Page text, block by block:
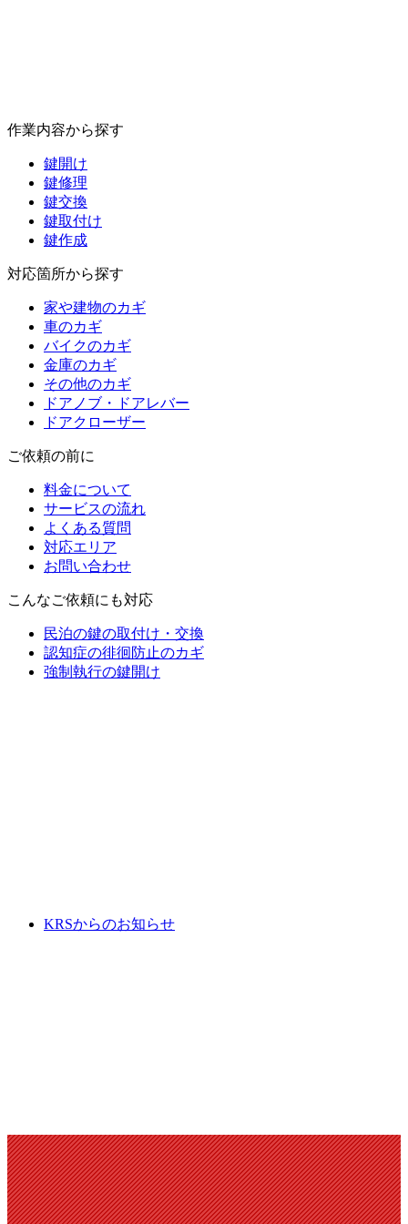
作業内容から探す
鍵開け
鍵修理
鍵交換
鍵取付け
鍵作成
対応箇所から探す
家や建物のカギ
車のカギ
バイクのカギ
金庫のカギ
その他のカギ
ドアノブ・ドアレバー
ドアクローザー
ご依頼の前に
料金について
サービスの流れ
よくある質問
対応エリア
お問い合わせ
こんなご依頼にも対応
民泊の鍵の取付け・交換
認知症の徘徊防止のカギ
強制執行の鍵開け
KRSからのお知らせ